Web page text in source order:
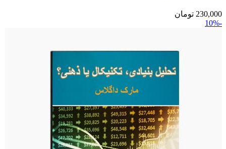
230,000 تومان
-10%